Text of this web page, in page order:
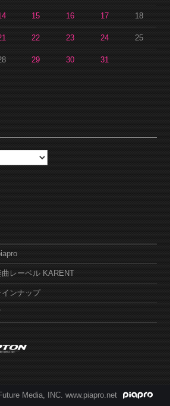
15 16 17 18
22 23 24 25
29 30 31
レーベル KARENT
ンナップ
Media, INC. www.piapro.net